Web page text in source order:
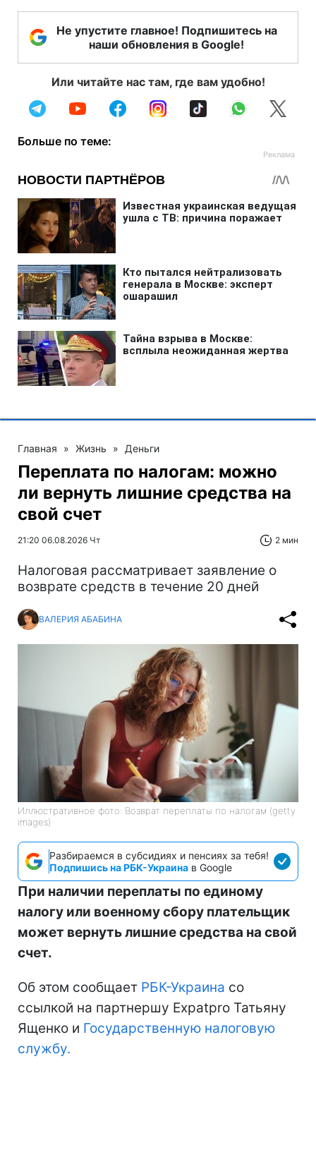
Не упустите главное! Подпишитесь на
наши обновления в Google!
Или читайте нас там, где вам удобно!
Больше по теме:
Главная » Жизнь » Деньги
Переплата по налогам: можно
ли вернуть лишние средства на
свой счет
21:20 06.08.2026 Чт 2 мин
Налоговая рассматривает заявление о
возврате средств в течение 20 дней
ВАЛЕРИЯ АБАБИНА
Иллюстративное фото: Возврат переплаты по налогам (getty
images)
Разбираемся в субсидиях и пенсиях за тебя!
Подпишись на РБК-Украина в Google
При наличии переплаты по единому
налогу или военному сбору плательщик
может вернуть лишние средства на свой
счет.
Об этом сообщает РБК-Украина со
ссылкой на партнершу Expatpro Татьяну
Ященко и Государственную налоговую
службу.